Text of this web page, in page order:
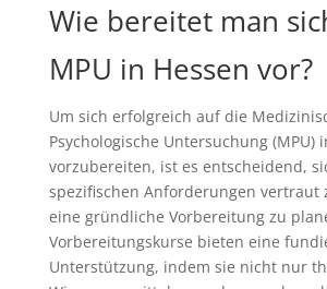
Wie bereitet man
MPU in Hessen vor?
Um sich erfolgreich auf die
Psychologische Untersuchung (MPU)
vorzubereiten, ist es entscheidend,
spezifischen Anforderungen vertraut
eine gründliche Vorbereitung zu
Vorbereitungskurse bieten eine
Unterstützung, indem sie nicht nur